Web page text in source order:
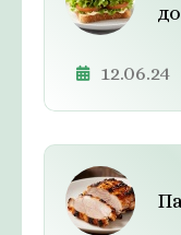
12.06.24